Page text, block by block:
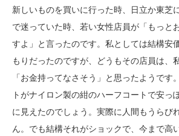
新しいものを買いに行った時、日立か東芝
で迷っていた時、若い女性店員が「もっと
すよ」と言ったのです。私としては結構安
もりだったのですが、どうもその店員は、
「お金持ってなさそう」と思ったようです
トがナイロン製の紺のハーフコートで安っ
に見えたのでしょう。実際に人間もうらび
ん。でも結構それがショックで、今まで高